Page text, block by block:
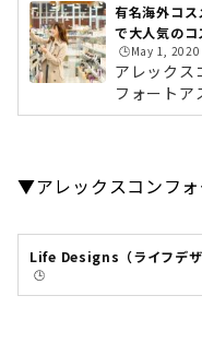
有名海外コ
で大人気の
🕒️May 1, 2020
アレックス
フォートアスナル金山
訪れやすい雰囲気 有名海外コ
プ。
タン・
トにより
テムも豊富
▼アレックスコンフ
Life Designs（ライフデザ
🕒️